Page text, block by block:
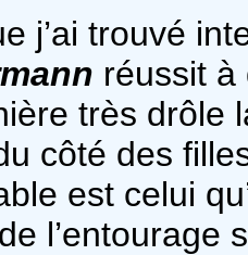
j’ai trouvé
réussit à
très drôle
côté des
est celui
l’entourage